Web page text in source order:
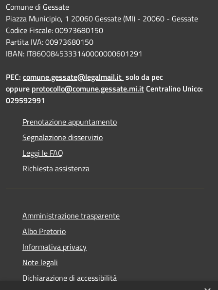
Comune di Gessate
Piazza Municipio, 1 20060 Gessate (MI) - 20060 - Gessate
Codice Fiscale: 00973680150
Partita IVA: 00973680150
IBAN: IT86O0845333140000000601291
PEC: comune.gessate@legalmail.it solo da pec
oppure protocollo@comune.gessate.mi.itCentralino Unico:
029592991
Prenotazione appuntamento
Segnalazione disservizio
Leggi le FAQ
Richiesta assistenza
Amministrazione trasparente
Albo Pretorio
Informativa privacy
Note legali
Dichiarazione di accessibilità